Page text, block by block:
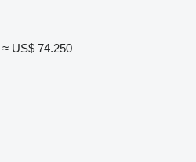
≈ US$ 74.250